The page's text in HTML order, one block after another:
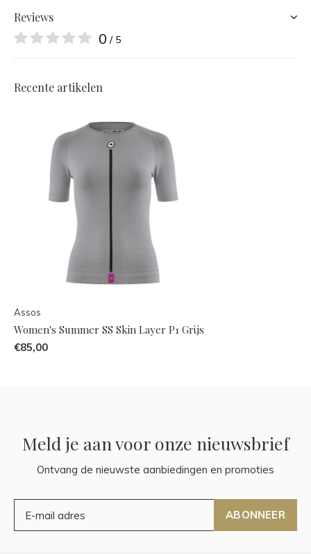
Reviews
0 / 5
Recente artikelen
Assos
Women's Summer SS Skin Layer P1 Grijs
€85,00
Meld je aan voor onze nieuwsbrief
Ontvang de nieuwste aanbiedingen en promoties
ABONNEER